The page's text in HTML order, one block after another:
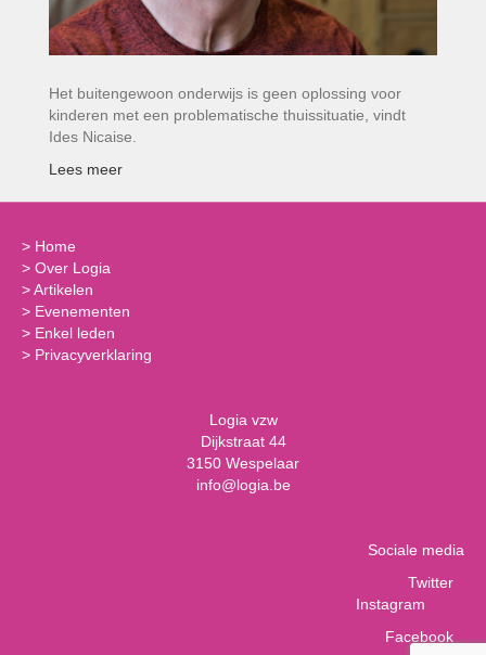
Het buitengewoon ­onderwijs is geen oplossing voor
kinderen met een problematische thuissituatie, vindt
Ides Nicaise.
Lees meer
> Home
> Over Logia
>Artikelen
> Evenementen
> Enkel leden
> Privacyverklaring
Logia vzw
Dijkstraat 44
3150 Wespelaar
info@logia.be
Sociale media
Twitter
Instagram
Facebook